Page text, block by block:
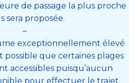
de passage la plus proche
sera proposée.
–
exceptionnellement élevé
possible que certaines plages
accessibles puisqu’aucun
pour effectuer le trajet.